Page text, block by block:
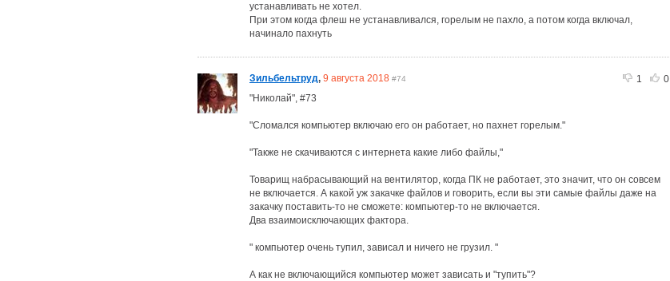
устанавливать не хотел.
При этом когда флеш не устанавливался, горелым не пахло, а потом когда включал,
начинало пахнуть
1 0
Зильбельтруд, 9 августа 2018 #74
"Николай", #73
"Сломался компьютер включаю его он работает, но пахнет горелым."
"Также не скачиваются с интернета какие либо файлы,"
Товарищ набрасывающий на вентилятор, когда ПК не работает, это значит, что он совсем
не включается. А какой уж закачке файлов и говорить, если вы эти самые файлы даже на
закачку поставить-то не сможете: компьютер-то не включается.
Два взаимоисключающих фактора.
" компьютер очень тупил, зависал и ничего не грузил. "
А как не включающийся компьютер может зависать и "тупить"?